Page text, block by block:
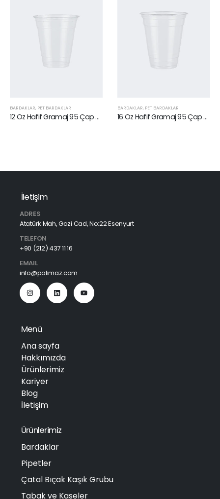
BARDAKLAR, PET BARDAKLAR
12 Oz Hafif Gramaj 95 Çap PP Bardak
BARDAKLAR, PET BARDAKLAR
16 Oz Hafif Gramaj 95 Çap PP Bardak
İletişim
ADRES
Atatürk Mah, Gazi Cad, No:22 Esenyurt
TELEFON
+90 (212) 437 11 16
EMAIL
info@polimaz.com
Menü
Ana sayfa
Hakkımızda
Ürünlerimiz
Kariyer
Blog
İletişim
Ürünlerimiz
Bardaklar
Pipetler
Çatal Bıçak Kaşık Grubu
Tabak ve Kaseler